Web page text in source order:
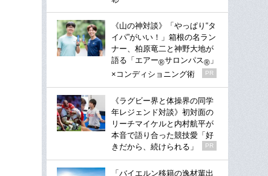
《山の神対談》「やっぱり“タ
イパ”がいい！」箱根の名ラン
ナー、柏原竜二と神野大地が
語る「エアー®サロンパス® 」
×コンディショニング術
PR
《ラグビー界と体操界の同学
年レジェンド対談》初対面の
リーチマイケルと内村航平が
本音で語り合った競技愛「好
きだから、続けられる」
PR
「バイエルン移籍の逸材輩出